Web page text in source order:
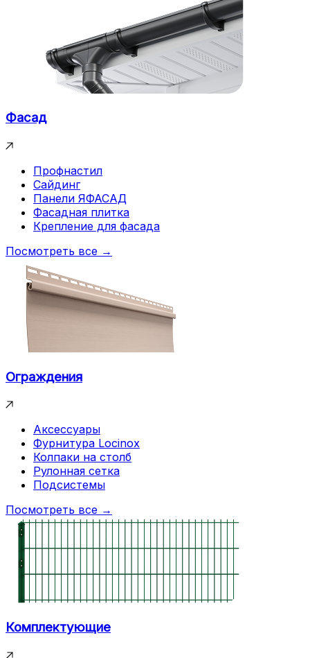
Фасад
Профнастил
Сайдинг
Панели ЯФАСАД
Фасадная плитка
Крепление для фасада
Посмотреть все →
Ограждения
Аксессуары
Фурнитура Locinox
Колпаки на столб
Рулонная сетка
Подсистемы
Посмотреть все →
Комплектующие